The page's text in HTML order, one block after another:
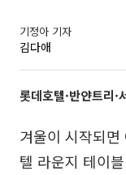
기정아 기자
김다애
롯데호텔·반얀트리·
겨울이 시작되
텔 라운지 테이